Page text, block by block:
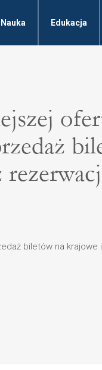
Nauka Edukacja
biletów na